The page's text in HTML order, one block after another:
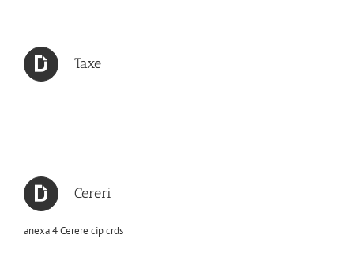
Taxe
Cereri
anexa 4 Cerere cip crds